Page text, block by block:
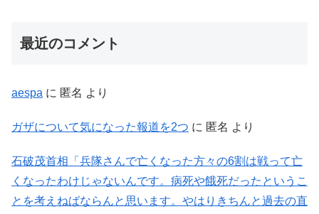
最近のコメント
aespa に 匿名 より
ガザについて気になった報道を2つ に 匿名 より
石破茂首相「兵隊さんで亡くなった方々の6割は戦って亡
くなったわけじゃないんです。病死や餓死だったというこ
とを考えねばならんと思います。やはりきちんと過去の直